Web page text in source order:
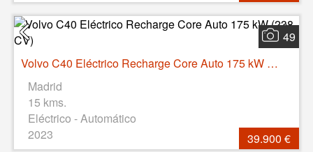
49
Volvo C40 Eléctrico Recharge Core Auto 175 kW (238 CV)
Madrid
15 kms.
Eléctrico - Automático
2023
39.900 €